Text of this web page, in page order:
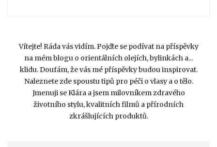
Vítejte! Ráda vás vidím. Pojďte se podívat na příspěvky
na mém blogu o orientálních olejích, bylinkách a...
klidu. Doufám, že vás mé příspěvky budou inspirovat.
Naleznete zde spoustu tipů pro péči o vlasy a o tělo.
Jmenuji se Klára a jsem milovníkem zdravého
životního stylu, kvalitních filmů a přírodních
zkrášlujících produktů.